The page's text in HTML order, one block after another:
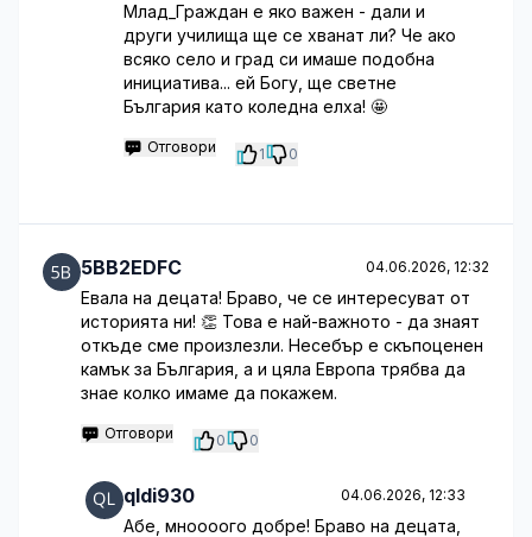
Млад_Граждан е яко важен - дали и
други училища ще се хванат ли? Че ако
всяко село и град си имаше подобна
инициатива... ей Богу, ще светне
България като коледна елха! 🤩
Отговори 1 0
5BB2EDFC 04.06.2026, 12:32
Евала на децата! Браво, че се интересуват от
историята ни! 👏 Това е най-важното - да знаят
откъде сме произлезли. Несебър е скъпоценен
камък за България, а и цяла Европа трябва да
знае колко имаме да покажем.
Отговори 0 0
qldi930 04.06.2026, 12:33
Абе, мноооого добре! Браво на децата,